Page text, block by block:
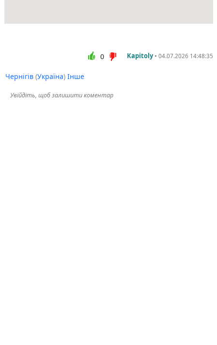
Kapitoly• 04.07.2026 14:48:35
0
Чернігів(Україна) Інше
Увійдіть, щоб залишити коментар